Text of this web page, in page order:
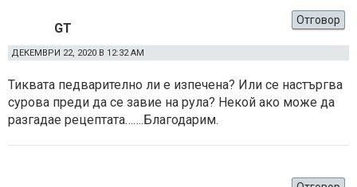
GT
ДЕКЕМВРИ 22, 2020 В 12:32 AM
Тиквата педварително ли е изпечена? Или се настъргва
сурова преди да се завие на рула? Некой ако може да
разгадае рецептата…….Благодарим.
Отговор